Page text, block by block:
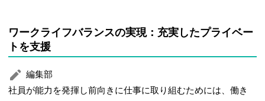
ワークライフバランスの実現：充実したプライベー
トを支援
編集部
社員が能力を発揮し前向きに仕事に取り組むためには、働き